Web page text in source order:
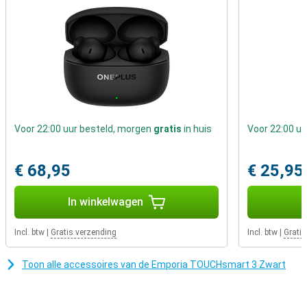
Altijd Verbonden
De TOUCHsmart 3 ondersteunt moderne netwerken zoals 4G en
wifi, zodat je overal bereikbaar bent. Je kunt ook gebruikmaken van
GPS om je locatie te delen of de weg te vinden. En met Bluetooth
5.0 kun je eenvoudig een draadloze hoofdtelefoon of
gehoorapparaat verbinden.
Voor 22:00 uur besteld, morgen gratis in huis
€ 68,95
In winkelwagen
Incl. btw Gratis verzending
Voor 22:00
€ 25,95
Incl. btw
Toon alle accessoires van de Emporia TOUCHsmart 3 Zwart